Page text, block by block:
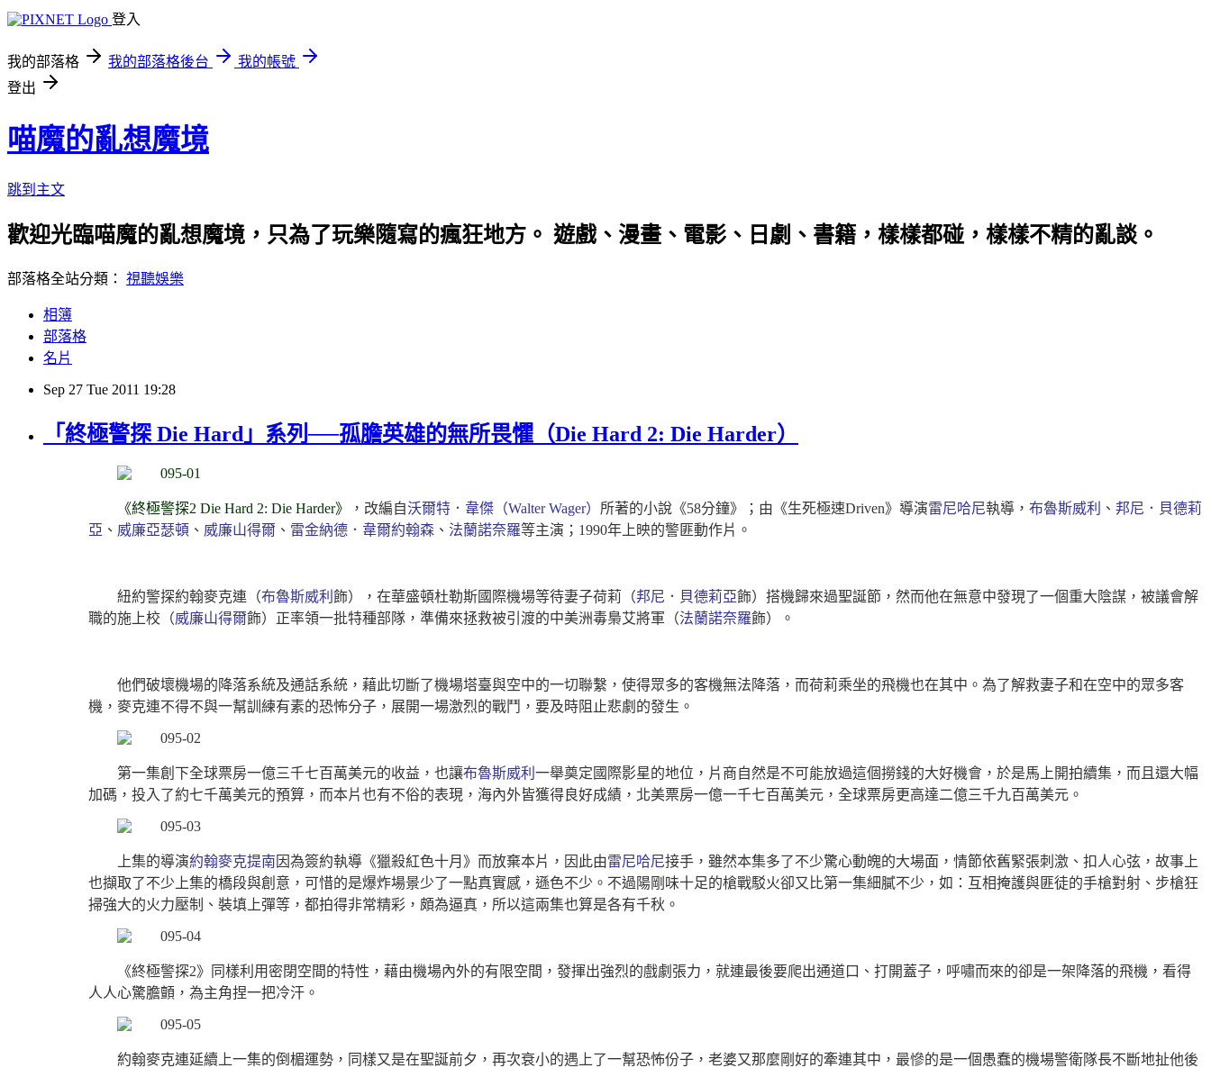
登入
我的部落格 我的部落格後台
我的帳號
登出
喵魔的亂想魔境
跳到主文
歡迎光臨喵魔的亂想魔境，只為了玩樂隨寫的瘋狂地方。 遊戲、漫畫、電影、日劇、書籍，樣樣都碰，樣樣不精的亂談。
部落格全站分類： 視聽娛樂
相簿
部落格
名片
Sep 27 Tue 2011 19:28
「終極警探 Die Hard」系列──孤膽英雄的無所畏懼（Die Hard 2: Die Harder）
《終極警探2 Die Hard 2: Die Harder》 ，改編自沃爾特．韋傑（Walter Wager） 所著的小說《58分鐘》；由《生死極速Driven》導演雷尼哈尼執導， 布魯斯威利 、 邦尼．貝德莉
亞 、 威廉亞瑟頓 、 威廉山得爾 、 雷金納德．韋爾約翰森 、 法蘭諾奈羅等主演；1990年上映的警匪動作片。
紐約警探約翰麥克連（布魯斯威利 飾），在華盛頓杜勒斯國際機場等待妻子荷莉（邦尼．貝德莉亞飾）搭機歸來過聖誕節，然而他在無意中發現了一個重大陰謀，被議會解
職的施上校（威廉山得爾飾）正率領一批特種部隊，準備來拯救被引渡的中美洲毒梟艾將軍（法蘭諾奈羅飾）。
他們破壞機場的降落系統及通話系統，藉此切斷了機場塔臺與空中的一切聯繫，使得眾多的客機無法降落，而荷莉乘坐的飛機也在其中。為了解救妻子和在空中的眾多客
機，麥克連不得不與一幫訓練有素的恐怖分子，展開一場激烈的戰鬥，要及時阻止悲劇的發生。
第一集創下全球票房一億三千七百萬美元的收益，也讓布魯斯威利 一舉奠定國際影星的地位，片商自然是不可能放過這個撈錢的大好機會，於是馬上開拍續集，而且還大幅
加碼，投入了約七千萬美元的預算，而本片也有不俗的表現，海內外皆獲得良好成績，北美票房一億一千七百萬美元，全球票房更高達二億三千九百萬美元。
上集的導演約翰麥克提南 因為簽約執導《獵殺紅色十月》而放棄本片，因此由雷尼哈尼接手，雖然本集多了不少驚心動魄的大場面，情節依舊緊張刺激、扣人心弦，故事上
也擷取了不少上集的橋段與創意，可惜的是爆炸場景少了一點真實感，遜色不少。不過陽剛味十足的槍戰駁火卻又比第一集細膩不少，如：互相掩護與匪徒的手槍對射、步槍狂
掃強大的火力壓制、裝填上彈等，都拍得非常精彩，頗為逼真，所以這兩集也算是各有千秋。
《終極警探2》同樣利用密閉空間的特性，藉由機場內外的有限空間，發揮出強烈的戲劇張力，就連最後要爬出通道口、打開蓋子，呼嘯而來的卻是一架降落的飛機，看得
人人心驚膽顫，為主角捏一把冷汗。
約翰麥克連延續上一集的倒楣運勢，同樣又是在聖誕前夕，再次衰小的遇上了一幫恐怖份子，老婆又那麼剛好的牽連其中，最慘的是一個愚蠢的機場警衛隊長不斷地扯他後